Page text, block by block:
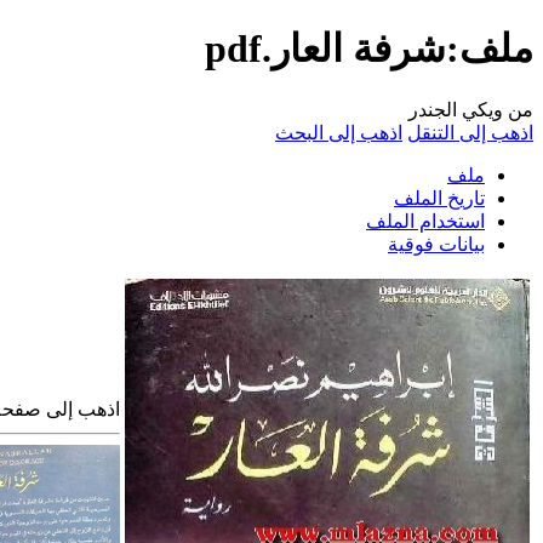
ملف:شرفة العار.pdf
من ويكي الجندر
اذهب إلى التنقل اذهب إلى البحث
ملف
تاريخ الملف
استخدام الملف
بيانات فوقية
اذهب إلى